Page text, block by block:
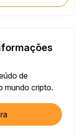
de
mundo cripto.